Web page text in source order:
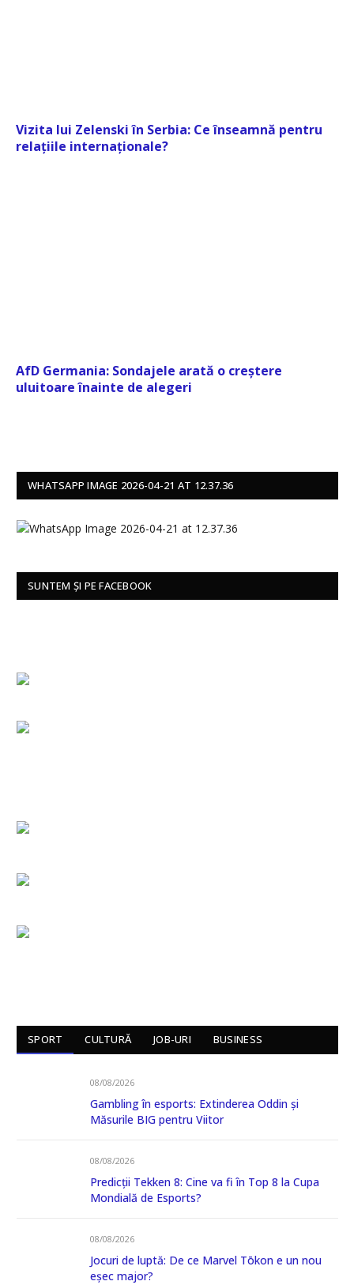
Vizita lui Zelenski în Serbia: Ce înseamnă pentru
relațiile internaționale?
AfD Germania: Sondajele arată o creștere
uluitoare înainte de alegeri
WHATSAPP IMAGE 2026-04-21 AT 12.37.36
SUNTEM ȘI PE FACEBOOK
SPORT CULTURĂ JOB-URI BUSINESS
08/08/2026
Gambling în esports: Extinderea Oddin și
Măsurile BIG pentru Viitor
08/08/2026
Predicții Tekken 8: Cine va fi în Top 8 la Cupa
Mondială de Esports?
08/08/2026
Jocuri de luptă: De ce Marvel Tōkon e un nou
eșec major?